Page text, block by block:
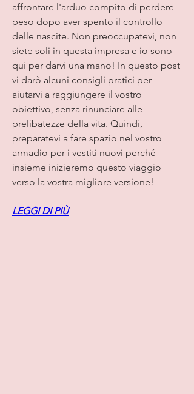
affrontare l'arduo compito di perdere
peso dopo aver spento il controllo
delle nascite. Non preoccupatevi, non
siete soli in questa impresa e io sono
qui per darvi una mano! In questo post
vi darò alcuni consigli pratici per
aiutarvi a raggiungere il vostro
obiettivo, senza rinunciare alle
prelibatezze della vita. Quindi,
preparatevi a fare spazio nel vostro
armadio per i vestiti nuovi perché
insieme inizieremo questo viaggio
verso la vostra migliore versione!
LEGGI DI PIÙ